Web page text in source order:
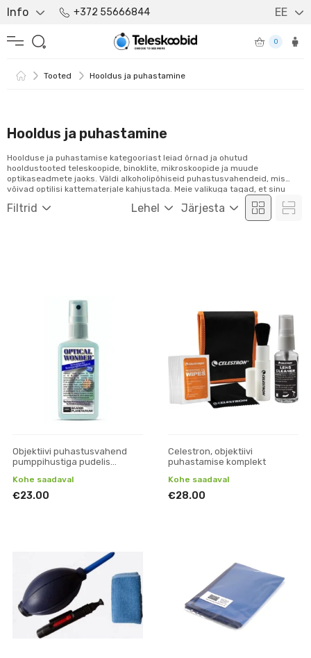
Info +372 55666844 EE
0
Tooted Hooldus ja puhastamine
Hooldus ja puhastamine
Filtrid Lehel Järjesta
Hoolduse ja puhastamise kategooriast leiad õrnad ja ohutud
hooldustooted teleskoopide, binoklite, mikroskoopide ja muude
optikaseadmete jaoks. Väldi alkoholipõhiseid puhastusvahendeid, mis
võivad optilisi kattematerjale kahjustada. Meie valikuga tagad, et sinu
seadmed peavad kaua vastu ja on suurepärase pildikvaliteediga. Tutvu
toodetega ja telli hõlpsalt veebist!
Objektiivi puhastusvahend
pumppihustiga pudelis
Kohe saadaval
€23.00
Celestron, objektiivi
puhastamise komplekt
Kohe saadaval
€28.00